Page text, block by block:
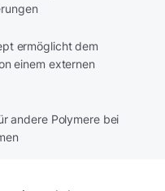
ermöglicht dem
einem externen
andere Polymere bei